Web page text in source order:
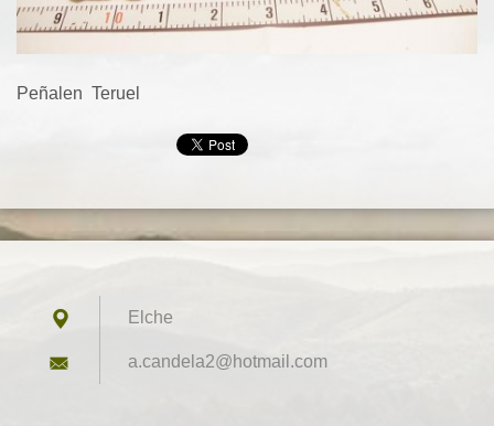
Peñalen Teruel
Elche
a.candel a2@hotmail.com